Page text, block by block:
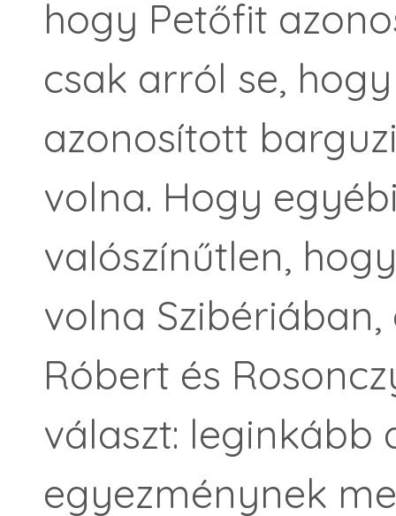
hogy Petőfit
csak arról se,
azonosított
volna. Hogy
valószínűtlen,
volna
Róbert és
választ: leginkább
egyezménynek